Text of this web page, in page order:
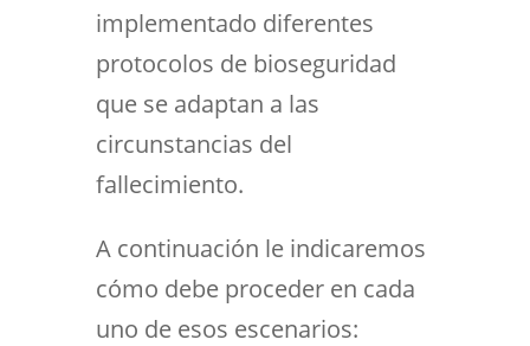
implementado diferentes
protocolos de bioseguridad
que se adaptan a las
circunstancias del
fallecimiento.
A continuación le indicaremos
cómo debe proceder en cada
uno de esos escenarios: